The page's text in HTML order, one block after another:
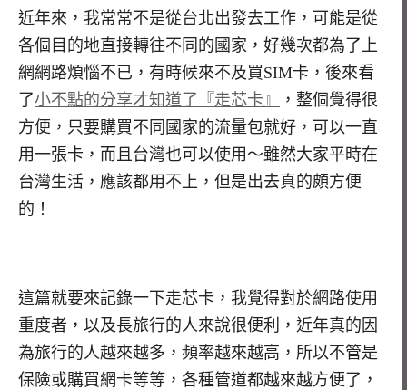
近年來，我常常不是從台北出發去工作，可能是從
各個目的地直接轉往不同的國家，好幾次都為了上
網網路煩惱不已，有時候來不及買SIM卡，後來看
了小不點的分享才知道了『走芯卡』
，整個覺得很
方便，只要購買不同國家的流量包就好，可以一直
用一張卡，而且台灣也可以使用～雖然大家平時在
台灣生活，應該都用不上，但是出去真的頗方便
的！
這篇就要來記錄一下走芯卡，我覺得對於網路使用
重度者，以及長旅行的人來說很便利，近年真的因
為旅行的人越來越多，頻率越來越高，所以不管是
保險或購買網卡等等，各種管道都越來越方便了，